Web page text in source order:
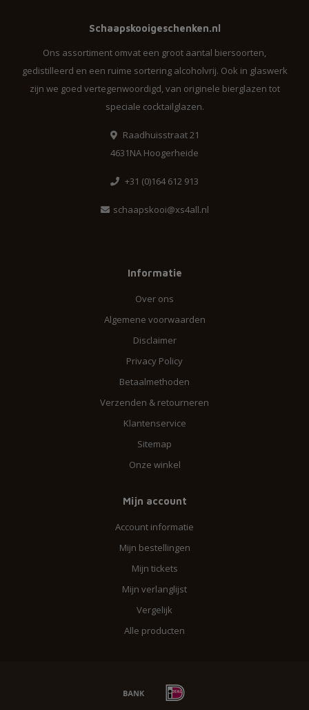
Schaapskooigeschenken.nl
Ons assortiment omvat een groot aantal biersoorten,
gedistilleerd en een ruime sortering alcoholvrij. Ook in glaswerk
zijn we goed vertegenwoordigd, van originele bierglazen tot
speciale cocktailglazen.
Raadhuisstraat 21
4631NA Hoogerheide
+31 (0)164 612 913
schaapskooi@xs4all.nl
Informatie
Over ons
Algemene voorwaarden
Disclaimer
Privacy Policy
Betaalmethoden
Verzenden & retourneren
Klantenservice
Sitemap
Onze winkel
Mijn account
Account informatie
Mijn bestellingen
Mijn tickets
Mijn verlanglijst
Vergelijk
Alle producten